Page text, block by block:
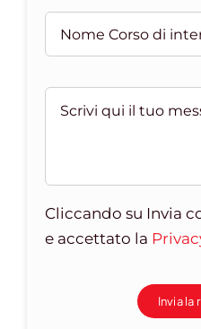
Cliccando su Invia
e accettato la
Invia la